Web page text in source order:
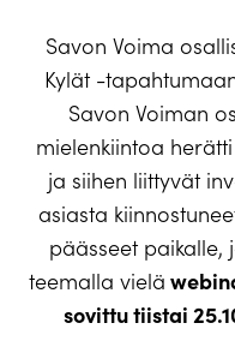
Savon Voima
Kylät -
Savon Voiman
mielenkiintoa
ja siihen liittyvät
asiasta
päässeet
teemalla vielä
sovittu tiistai